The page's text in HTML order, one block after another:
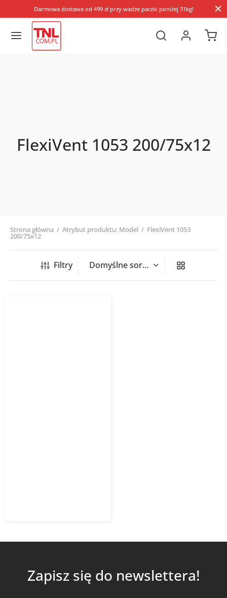
Darmowa dostawa od 499 zł przy wadze paczki poniżej 31kg!
FlexiVent 1053 200/75x12
Strona główna / Atrybut produktu: Model / FlexiVent 1053
200/75x12
Filtry
Zapisz się do newslettera!